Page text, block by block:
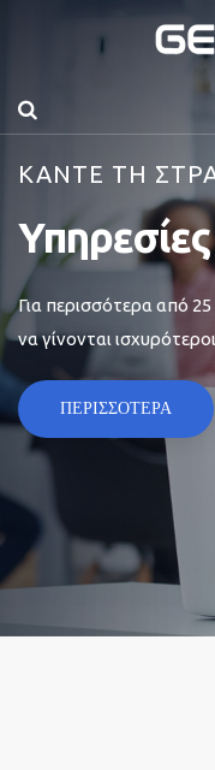
ΚΑΝΤΕ ΤΗ
Για περισσότερα από
να γίνονται
ΠΕΡΙΣΣΟΤΕΡΑ